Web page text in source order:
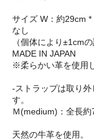
サイズ W：約29cm
なし
（個体により±1cm
MADE IN JAPAN
※柔らかい革を使用
-ストラップは取り
す。
Ｍ(medium)：全長
天然の牛革を使用。